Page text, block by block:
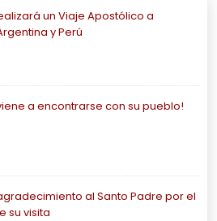
un Viaje Apostólico a
y Perú
a encontrarse con su pueblo!
al Santo Padre por el
su visita